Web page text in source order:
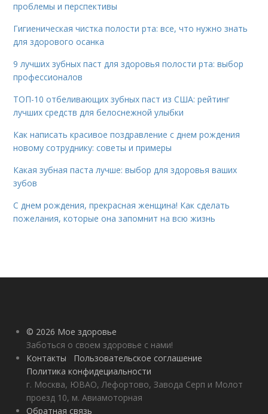
проблемы и перспективы
Гигиеническая чистка полости рта: все, что нужно знать
для здорового осанка
9 лучших зубных паст для здоровья полости рта: выбор
профессионалов
ТОП-10 отбеливающих зубных паст из США: рейтинг
лучших средств для белоснежной улыбки
Как написать красивое поздравление с днем рождения
новому сотруднику: советы и примеры
Какая зубная паста лучше: выбор для здоровья ваших
зубов
С днем рождения, прекрасная женщина! Как сделать
пожелания, которые она запомнит на всю жизнь
© 2026 Мое здоровье
Заботься о своем здоровье с нами!
Контакты
Пользовательское соглашение
Политика конфидециальности
г. Москва, ЮВАО, Лефортово, Завода Серп и Молот
проезд 10, м. Авиамоторная
Обратная связь